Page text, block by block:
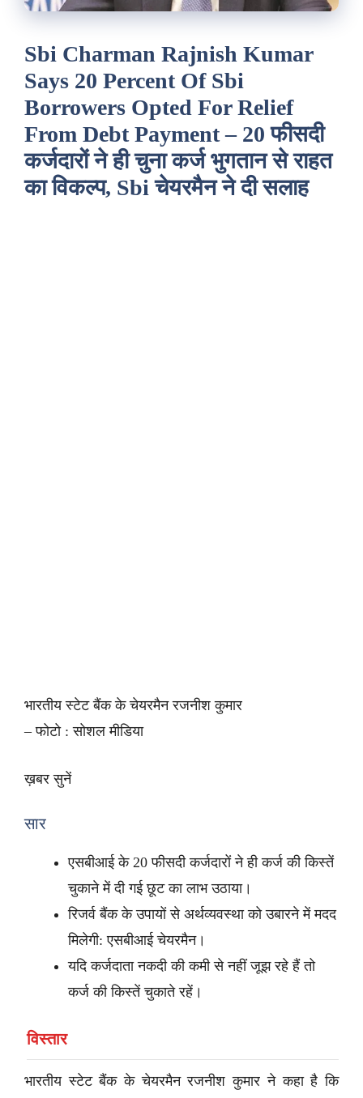
Sbi Charman Rajnish Kumar
Says 20 Percent Of Sbi
Borrowers Opted For Relief
From Debt Payment – 20 फीसदी
कर्जदारों ने ही चुना कर्ज भुगतान से राहत
का विकल्प, Sbi चेयरमैन ने दी सलाह
भारतीय स्टेट बैंक के चेयरमैन रजनीश कुमार
– फोटो : सोशल मीडिया
ख़बर सुनें
सार
एसबीआई के 20 फीसदी कर्जदारों ने ही कर्ज की किस्तें
चुकाने में दी गई छूट का लाभ उठाया।
रिजर्व बैंक के उपायों से अर्थव्यवस्था को उबारने में मदद
मिलेगी: एसबीआई चेयरमैन।
यदि कर्जदाता नकदी की कमी से नहीं जूझ रहे हैं तो
कर्ज की किस्तें चुकाते रहें।
विस्तार
भारतीय स्टेट बैंक के चेयरमैन रजनीश कुमार ने कहा है कि